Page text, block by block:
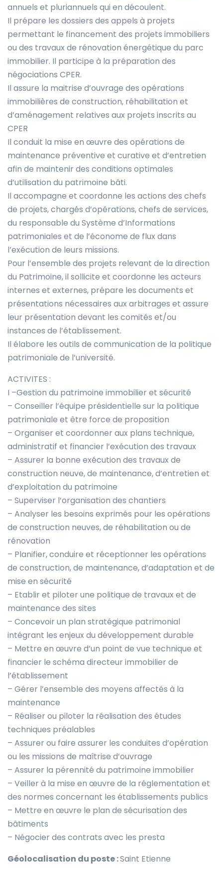
annuels et pluriannuels qui en découlent.
Il prépare les dossiers des appels à projets
permettant le financement des projets immobiliers
ou des travaux de rénovation énergétique du parc
immobilier. Il participe à la préparation des
négociations CPER.
Il assure la maitrise d’ouvrage des opérations
immobilières de construction, réhabilitation et
d’aménagement relatives aux projets inscrits au
CPER
Il conduit la mise en œuvre des opérations de
maintenance préventive et curative et d’entretien
afin de maintenir des conditions optimales
d’utilisation du patrimoine bâti.
Il accompagne et coordonne les actions des chefs
de projets, chargés d’opérations, chefs de services,
du responsable du Système d’Informations
patrimoniales et de l’économe de flux dans
l’exécution de leurs missions.
Pour l’ensemble des projets relevant de la direction
du Patrimoine, il sollicite et coordonne les acteurs
internes et externes, prépare les documents et
présentations nécessaires aux arbitrages et assure
leur présentation devant les comités et/ou
instances de l’établissement.
Il élabore les outils de communication de la politique
patrimoniale de l’université.
ACTIVITES :
I –Gestion du patrimoine immobilier et sécurité
– Conseiller l’équipe présidentielle sur la politique
patrimoniale et être force de proposition
– Organiser et coordonner aux plans technique,
administratif et financier l’exécution des travaux
– Assurer la bonne exécution des travaux de
construction neuve, de maintenance, d’entretien et
d’exploitation du patrimoine
– Superviser l’organisation des chantiers
– Analyser les besoins exprimés pour les opérations
de construction neuves, de réhabilitation ou de
rénovation
– Planifier, conduire et réceptionner les opérations
de construction, de maintenance, d’adaptation et de
mise en sécurité
– Etablir et piloter une politique de travaux et de
maintenance des sites
– Concevoir un plan stratégique patrimonial
intégrant les enjeux du développement durable
– Mettre en œuvre d’un point de vue technique et
financier le schéma directeur immobilier de
l’établissement
– Gérer l’ensemble des moyens affectés à la
maintenance
– Réaliser ou piloter la réalisation des études
techniques préalables
– Assurer ou faire assurer les conduites d’opération
ou les missions de maîtrise d’ouvrage
– Assurer la pérennité du patrimoine immobilier
– Veiller à la mise en œuvre de la réglementation et
des normes concernant les établissements publics
– Mettre en œuvre le plan de sécurisation des
bâtiments
– Négocier des contrats avec les presta
Géolocalisation du poste :Saint Etienne